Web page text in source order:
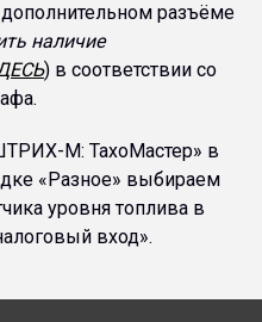
разъёме
наличие
) в соответствии со
М: ТахоМастер» в
«Разное» выбираем
уровня топлива в
вход».